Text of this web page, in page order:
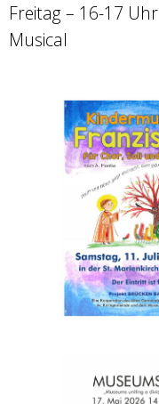
Freitag – 16-17
Musical